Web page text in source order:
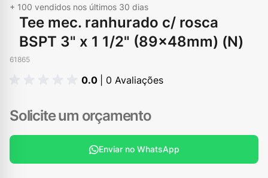
+ 100 vendidos nos últimos 30 dias
Tee mec. ranhurado c/ rosca
BSPT 3" x 1 1/2" (89×48mm) (N)
61865
0.0 | 0 Avaliações
Solicite um orçamento
Enviar no WhatsApp